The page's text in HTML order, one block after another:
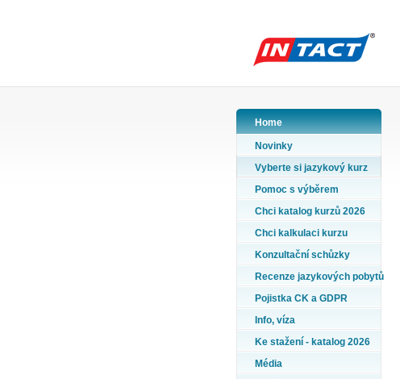
Home
Novinky
Vyberte si jazykový kurz
Pomoc s výběrem
Chci katalog kurzů 2026
Chci kalkulaci kurzu
Konzultační schůzky
Recenze jazykových pobytů
Pojistka CK a GDPR
Info, víza
Ke stažení - katalog 2026
Média